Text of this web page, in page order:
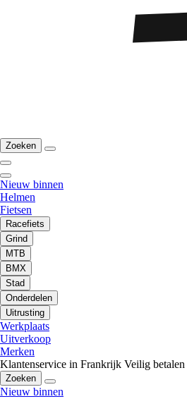
Zoeken
Nieuw binnen
Helmen
Fietsen
Racefiets
Grind
MTB
BMX
Stad
Onderdelen
Uitrusting
Werkplaats
Uitverkoop
Merken
Klantenservice in Frankrijk Veilig betalen
Zoeken
Nieuw binnen